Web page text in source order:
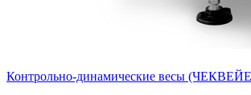
Контрольно-динамические весы